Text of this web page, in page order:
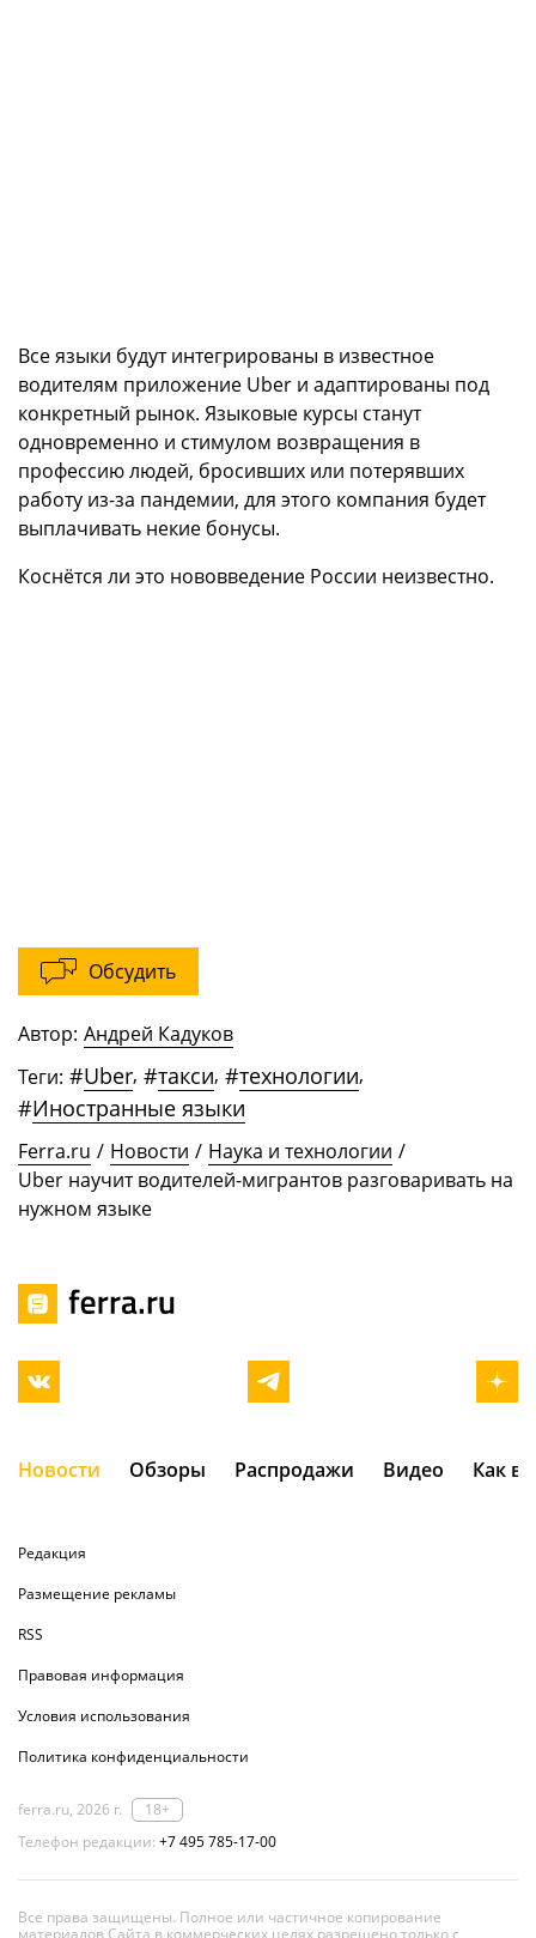
Все языки будут интегрированы в известное
водителям приложение Uber и адаптированы под
конкретный рынок. Языковые курсы станут
одновременно и стимулом возвращения в
профессию людей, бросивших или потерявших
работу из-за пандемии, для этого компания будет
выплачивать некие бонусы.
Коснётся ли это нововведение России неизвестно.
Обсудить
Автор: Андрей Кадуков
Теги: #Uber, #такси, #технологии,
#Иностранные языки
Ferra.ru / Новости / Наука и технологии /
Uber научит водителей-мигрантов разговаривать на
нужном языке
Новости Обзоры Распродажи Видео Как
Редакция
Размещение рекламы
RSS
Правовая информация
Условия использования
Политика конфиденциальности
ferra.ru, 2026 г.
18+
Телефон редакции: +7 495 785-17-00
Все права защищены. Полное или частичное копирование